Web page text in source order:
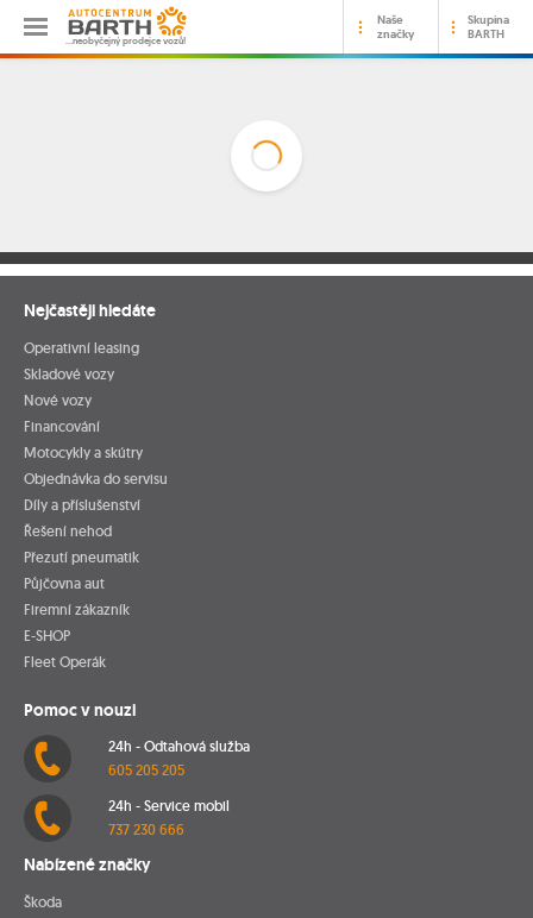
…neobyčejný prodejce vozů!
Naše
značky
Skupina
BARTH
Nejčastěji hledáte
Operativní leasing
Skladové vozy
Nové vozy
Financování
Motocykly a skútry
Objednávka do servisu
Díly a příslušenství
Řešení nehod
Přezutí pneumatik
Půjčovna aut
Firemní zákazník
E-SHOP
Fleet Operák
Pomoc v nouzi
24h - Odtahová služba
605 205 205
24h - Service mobil
737 230 666
Nabízené značky
Škoda